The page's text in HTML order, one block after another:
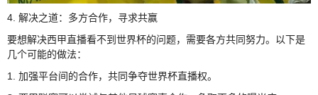
4. 解决之道：多方合作，寻求共赢
要想解决西甲直播看不到世界杯的问题，需要各方共同努力。以下是
几个可能的做法：
1. 加强平台间的合作，共同争夺世界杯直播权。